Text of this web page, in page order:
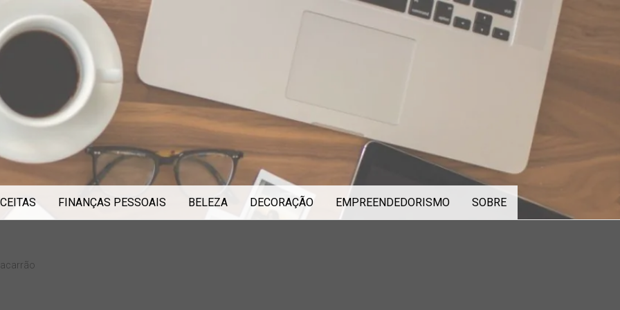
FINANÇAS PESSOAIS BELEZA DECORAÇÃO EMPREENDEDORISMO SOBRE